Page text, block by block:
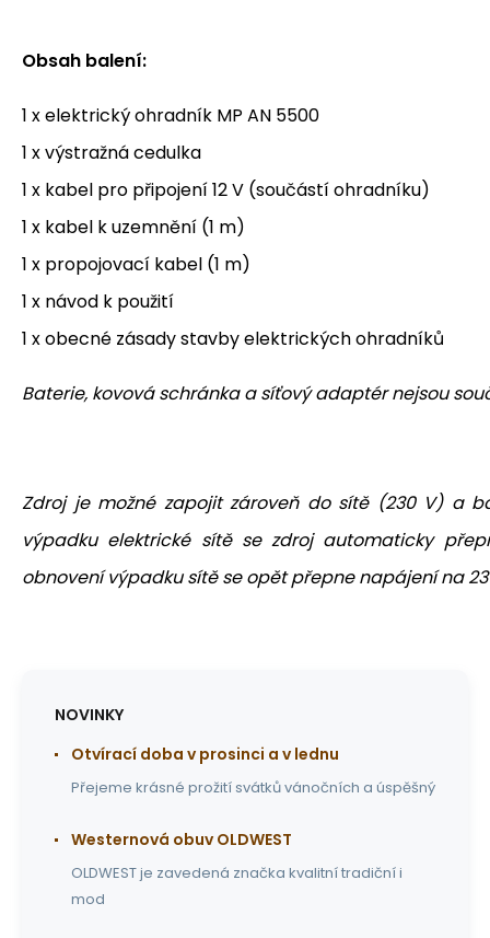
Obsah balení:
1 x elektrický ohradník MP AN 5500
1 x výstražná cedulka
1 x kabel pro připojení 12 V (součástí ohradníku)
1 x kabel k uzemnění (1 m)
1 x propojovací kabel (1 m)
1 x návod k použití
1 x obecné zásady stavby elektrických ohradníků
Baterie, kovová schránka a síťový adaptér nejsou
Zdroj je možné zapojit zároveň do sítě (230 V) a
výpadku elektrické sítě se zdroj automaticky
obnovení výpadku sítě se opět přepne napájení na
NOVINKY
Otvírací doba v prosinci a v lednu
Přejeme krásné prožití svátků vánočních a úspěšný
Westernová obuv OLDWEST
OLDWEST je zavedená značka kvalitní tradiční i
mod